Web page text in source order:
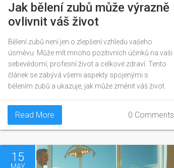
Jak bělení zubů může výrazně
ovlivnit váš život
Bělení zubů není jen o zlepšení vzhledu vašeho
úsměvu. Může mít mnoho pozitivních účinků na vaši
sebevědomí, profesní život a celkové zdraví. Tento
článek se zabývá všemi aspekty spojenými s
bělením zubů a ukazuje, jak může změnit váš život.
Read More 0 Comments
15